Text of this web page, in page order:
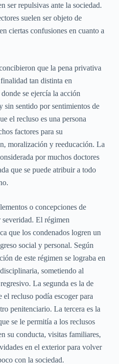
ser repulsivas ante la sociedad.
suelen ser objeto de
ciertas confusiones en cuanto a
que la pena privativa
tan distinta en
se ejercía la acción
sin sentido por sentimientos de
el recluso es una persona
factores para su
moralización y reeducación. La
por muchos doctores
que se puede atribuir a todo
o concepciones de
El régimen
que los condenados logren un
social y personal. Según
de este régimen se lograba en
sometiendo al
La segunda es la de
recluso podía escoger para
penitenciario. La tercera es la
se le permitía a los reclusos
su conducta, visitas familiares,
en el exterior para volver
con la sociedad.